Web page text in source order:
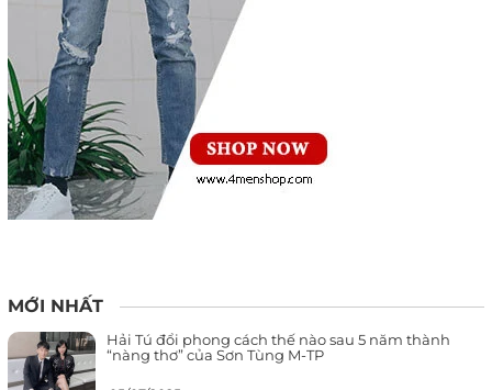
MỚI NHẤT
Hải Tú đổi phong cách thế nào sau 5 năm thành
“nàng thơ” của Sơn Tùng M-TP